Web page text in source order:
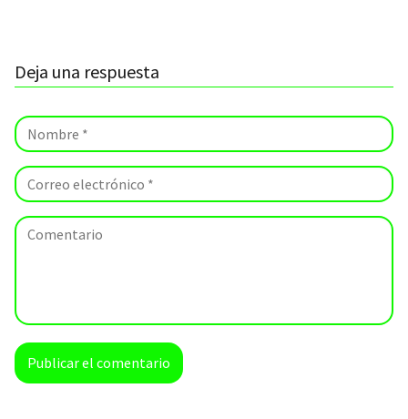
Deja una respuesta